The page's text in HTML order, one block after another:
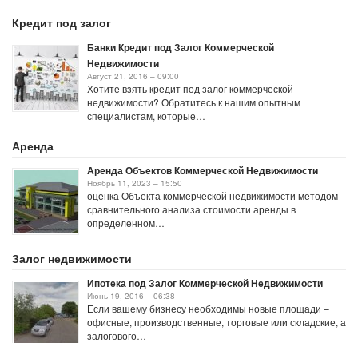
Кредит под залог
Банки Кредит под Залог Коммерческой
Недвижимости
Август 21, 2016 – 09:00
Хотите взять кредит под залог коммерческой
недвижимости? Обратитесь к нашим опытным
специалистам, которые…
Аренда
Аренда Объектов Коммерческой Недвижимости
Ноябрь 11, 2023 – 15:50
оценка Объекта коммерческой недвижимости методом
сравнительного анализа стоимости аренды в
определенном…
Залог недвижимости
Ипотека под Залог Коммерческой Недвижимости
Июнь 19, 2016 – 06:38
Если вашему бизнесу необходимы новые площади –
офисные, производственные, торговые или складские, а
залогового…